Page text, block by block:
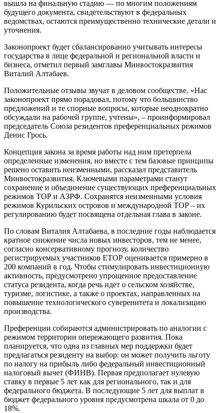
вышла на финальную стадию — по многим положениям
будущего документа, свидетельствуют в федеральных
ведомствах, остаются преимущественно технические детали и
уточнения.
Законопроект будет сбалансированно учитывать интересы
государства в лице федеральной и региональной власти и
бизнеса, отметил первый замглавы Минвостокразвития
Виталий Алтабаев.
Положительные отзывы звучат в деловом сообществе. «Нас
законопроект прямо порадовал, потому что большинство
предложений и те спорные вопросы, которые неоднократно
обсуждали на рабочей группе, учтены», – проинформировал
председатель Союза резидентов преференциальных режимов
Денис Грось.
Концепция закона за время работы над ним претерпела
определенные изменения, но вместе с тем базовые принципы
решено оставить неизменными, рассказал представитель
Минвостокразвития. Ключевыми параметрами станут
сохранение и объединение существующих преференциальных
режимов ТОР и АЗРФ. Сохранятся неизменными условия
режимов Курильских островов и международной ТОР – их
регулированию будет посвящена отдельная глава в законе.
По словам Виталия Алтабаева, в последние годы наблюдается
кратное снижение числа новых инвесторов, тем не менее,
согласно консервативному прогнозу, количество
регистрируемых участников ЕТОР оценивается примерно в
200 компаний в год. Чтобы стимулировать инвестиционную
активность, предусмотрено упрощенное предоставление
статуса резидента, когда речь идет о сельском хозяйстве,
туризме, логистике, а также о проектах, направленных на
повышение технологического суверенитета и локализацию
производства.
Преференции собираются администрировать по аналогии с
режимом территории опережающего развития. Пока
планируется, что одна из главных мер поддержки будет
предлагаться резиденту на выбор: он может получить льготу
по налогу на прибыль либо федеральный инвестиционный
налоговый вычет (ФИНВ). Первая предполагает нулевую
ставку в первые 5 лет как для регионального, так и для
федерального бюджета. В последующие 5 лет для выплат в
бюджет федерального уровня предусмотрена шкала от 0 до
18%.